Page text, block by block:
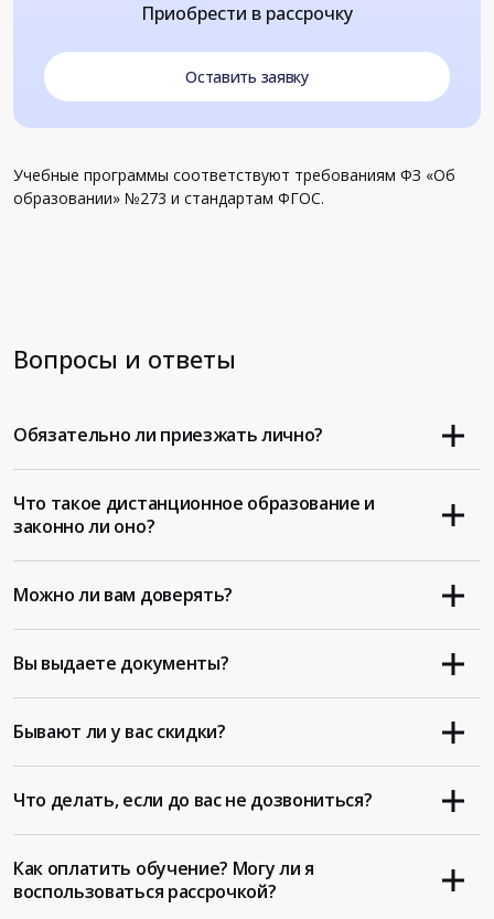
Приобрести в рассрочку
Оставить заявку
Учебные программы соответствуют требованиям ФЗ «Об
образовании» №273 и стандартам ФГОС.
Вопросы и ответы
Обязательно ли приезжать лично?
Что такое дистанционное образование и
законно ли оно?
Можно ли вам доверять?
Вы выдаете документы?
Бывают ли у вас скидки?
Что делать, если до вас не дозвониться?
Как оплатить обучение? Могу ли я
воспользоваться рассрочкой?